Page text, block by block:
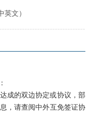
英文）
成的双边协定或协议，部
，请查阅中外互免签证协